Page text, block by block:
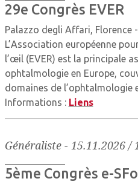
29e Congrès EVER
Palazzo degli Affari, Florence
L’Association européenne
l’œil (EVER) est la principale
ophtalmologie en Europe,
domaines de l’ophtalmologie
Informations : Liens
Généraliste- 15.11.2026 /
5ème Congrès e-